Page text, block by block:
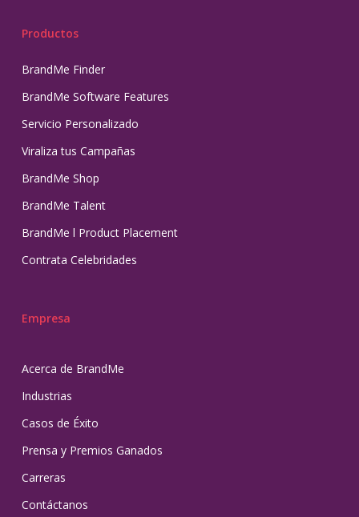
Productos
BrandMe Finder
BrandMe Software Features
Servicio Personalizado
Viraliza tus Campañas
BrandMe Shop
BrandMe Talent
BrandMe l Product Placement
Contrata Celebridades
Empresa
Acerca de BrandMe
Industrias
Casos de Éxito
Prensa y Premios Ganados
Carreras
Contáctanos